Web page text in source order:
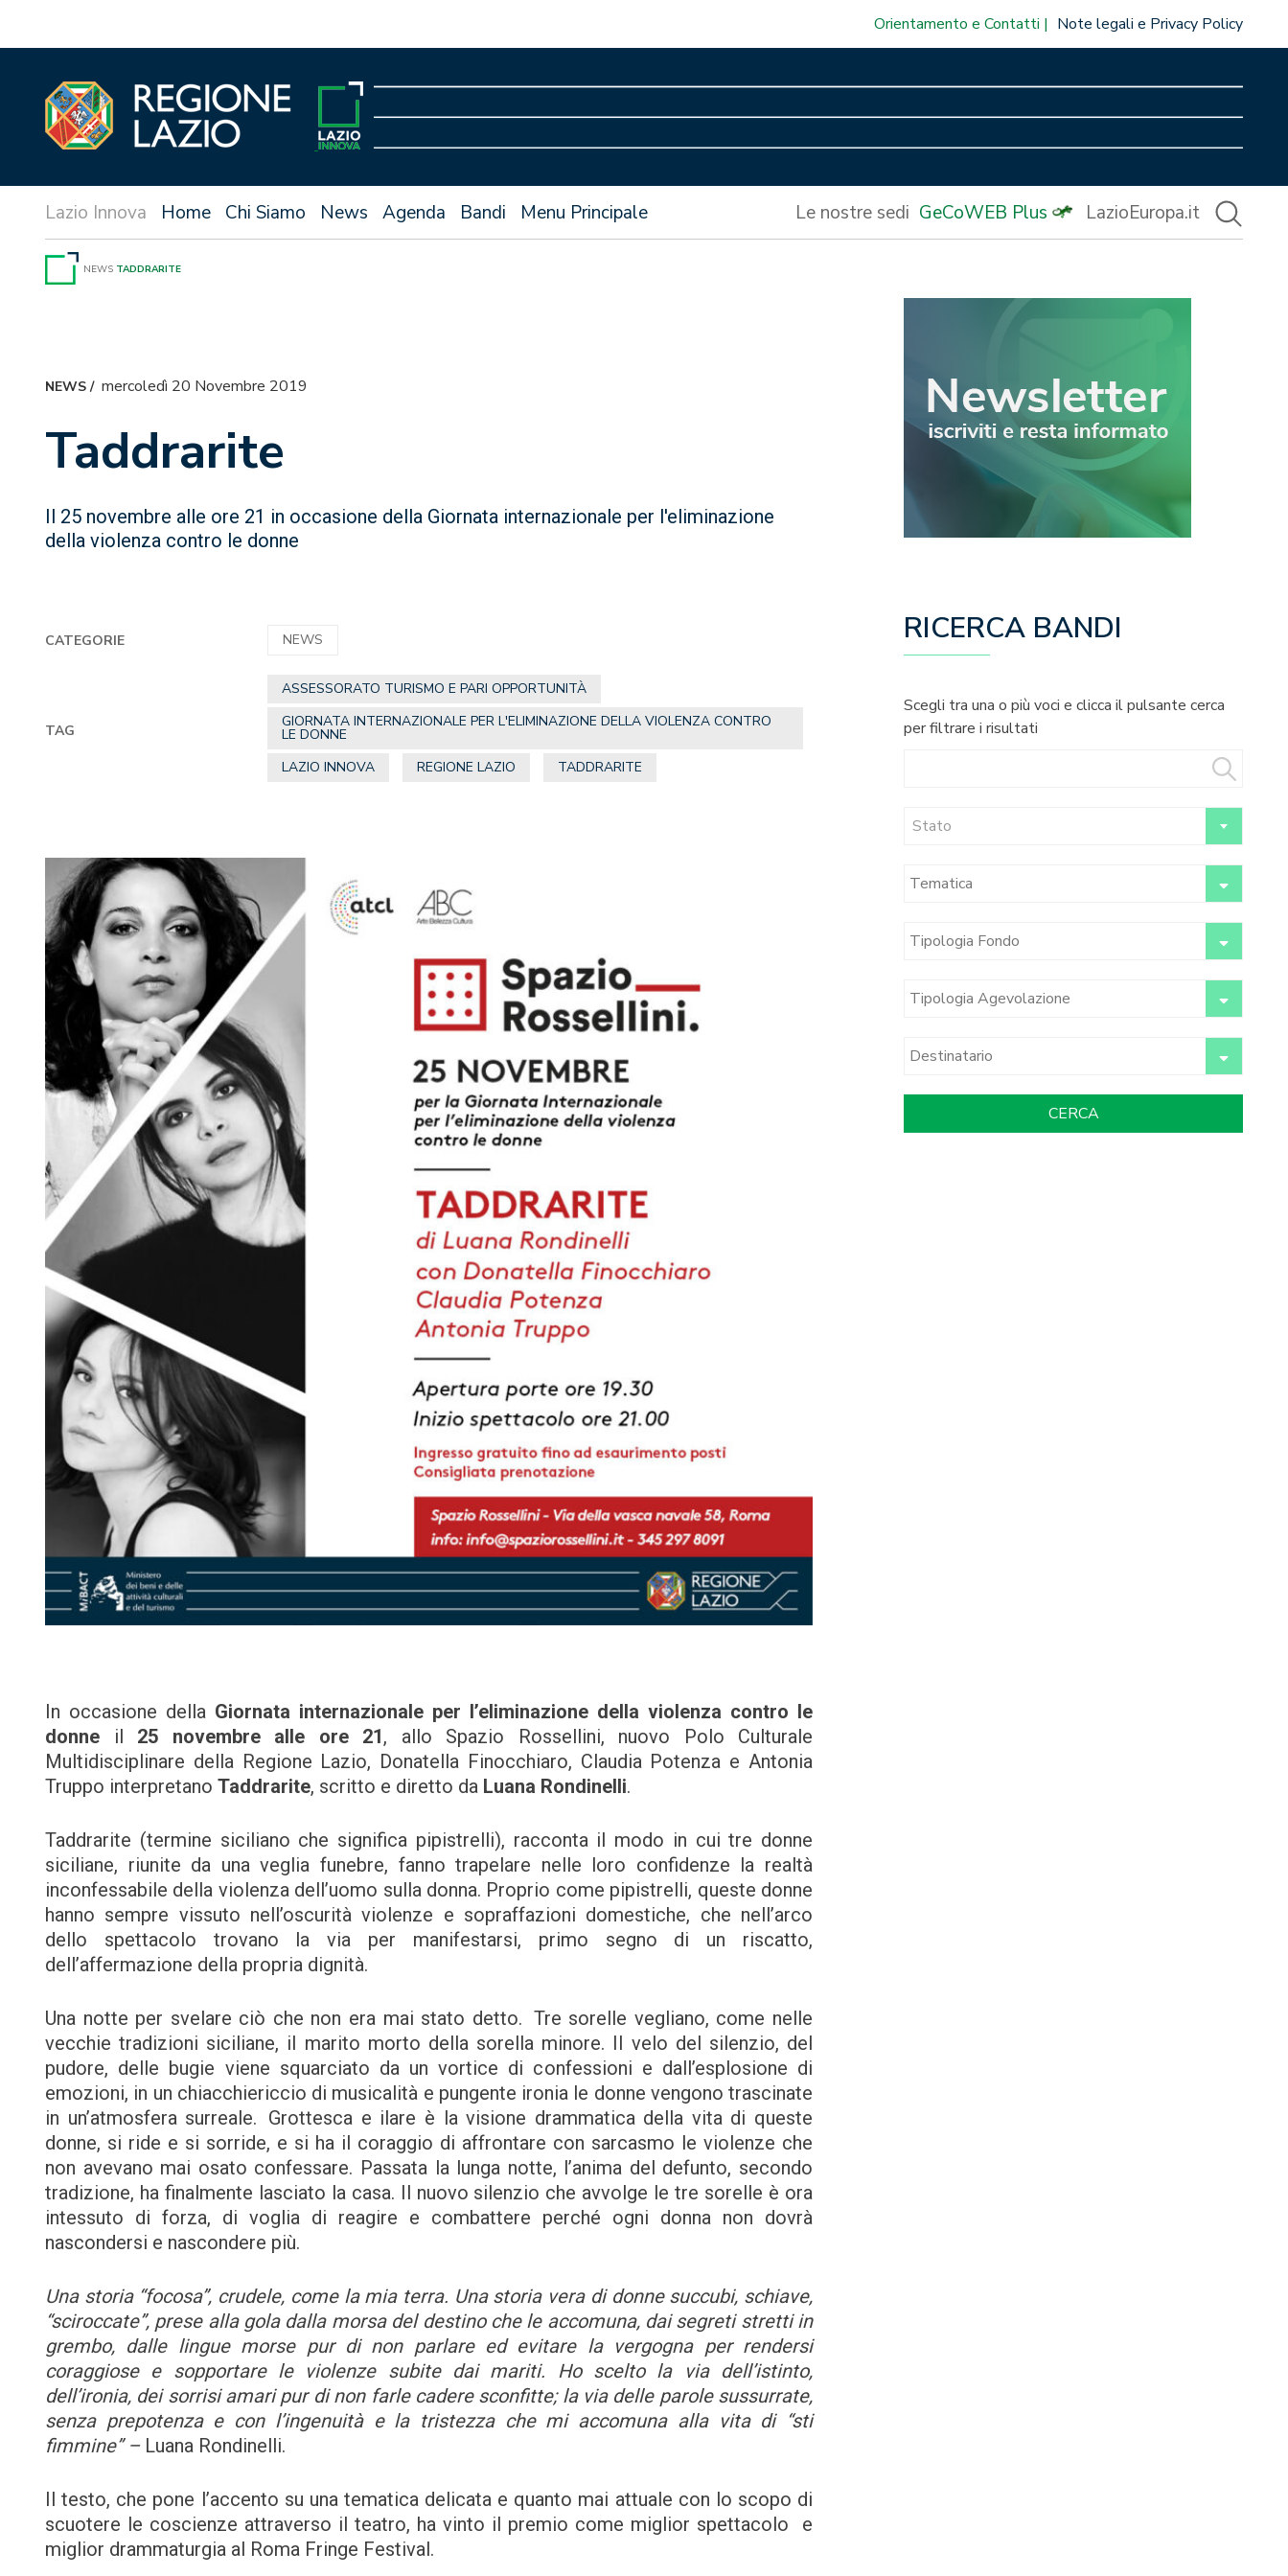
Orientamento e Contatti Note legali e Privacy Policy
Home Chi Siamo News Agenda Bandi Menu Principale Le nostre sedi GeCoWEB Plus LazioEuropa.it
NEWS TADDRARITE
NEWS/ mercoledì 20 Novembre 2019
Taddrarite
Il 25 novembre alle ore 21 in occasione della Giornata internazionale per l'eliminazione
della violenza contro le donne
CATEGORIE NEWS
TAG
ASSESSORATO TURISMO E PARI OPPORTUNITÀ
GIORNATA INTERNAZIONALE PER L'ELIMINAZIONE DELLA VIOLENZA CONTRO
LE DONNE
LAZIO INNOVA
REGIONE LAZIO TADDRARITE
In occasione della Giornata internazionale per l’eliminazione della violenza contro le
donne il 25 novembre alle ore 21, allo Spazio Rossellini, nuovo Polo Culturale
Multidisciplinare della Regione Lazio, Donatella Finocchiaro, Claudia Potenza e Antonia
Truppo interpretano Taddrarite, scritto e diretto da Luana Rondinelli.
Taddrarite (termine siciliano che significa pipistrelli), racconta il modo in cui tre donne
siciliane, riunite da una veglia funebre, fanno trapelare nelle loro confidenze la realtà
inconfessabile della violenza dell’uomo sulla donna. Proprio come pipistrelli, queste donne
hanno sempre vissuto nell’oscurità violenze e sopraffazioni domestiche, che nell’arco
dello spettacolo trovano la via per manifestarsi, primo segno di un riscatto,
dell’affermazione della propria dignità.
Una notte per svelare ciò che non era mai stato detto. Tre sorelle vegliano, come nelle
vecchie tradizioni siciliane, il marito morto della sorella minore. Il velo del silenzio, del
pudore, delle bugie viene squarciato da un vortice di confessioni e dall’esplosione di
emozioni, in un chiacchiericcio di musicalità e pungente ironia le donne vengono trascinate
in un’atmosfera surreale. Grottesca e ilare è la visione drammatica della vita di queste
donne, si ride e si sorride, e si ha il coraggio di affrontare con sarcasmo le violenze che
non avevano mai osato confessare. Passata la lunga notte, l’anima del defunto, secondo
tradizione, ha finalmente lasciato la casa. Il nuovo silenzio che avvolge le tre sorelle è ora
intessuto di forza, di voglia di reagire e combattere perché ogni donna non dovrà
nascondersi e nascondere più.
Una storia “focosa”, crudele, come la mia terra. Una storia vera di donne succubi, schiave,
“sciroccate”, prese alla gola dalla morsa del destino che le accomuna, dai segreti stretti in
grembo, dalle lingue morse pur di non parlare ed evitare la vergogna per rendersi
coraggiose e sopportare le violenze subite dai mariti. Ho scelto la via dell’istinto,
dell’ironia, dei sorrisi amari pur di non farle cadere sconfitte; la via delle parole sussurrate,
senza prepotenza e con l’ingenuità e la tristezza che mi accomuna alla vita di “sti
fimmine” – Luana Rondinelli.
Il testo, che pone l’accento su una tematica delicata e quanto mai attuale con lo scopo di
scuotere le coscienze attraverso il teatro, ha vinto il premio come miglior spettacolo e
miglior drammaturgia al Roma Fringe Festival.
RICERCA BANDI
Scegli tra una o più voci e clicca il pulsante cerca
per filtrare i risultati
Stato